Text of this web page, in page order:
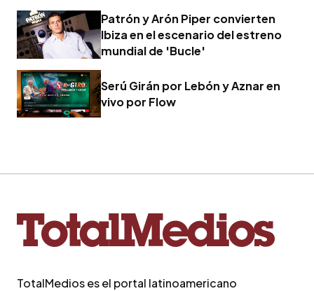
Patrón y Arón Piper convierten
Ibiza en el escenario del estreno
mundial de 'Bucle'
Serú Girán por Lebón y Aznar en
vivo por Flow
TotalMedios es el portal latinoamericano